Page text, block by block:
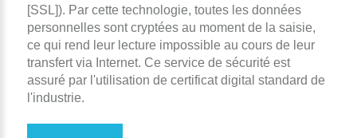
[SSL]). Par cette technologie, toutes les données
personnelles sont cryptées au moment de la saisie,
ce qui rend leur lecture impossible au cours de leur
transfert via Internet. Ce service de sécurité est
assuré par l'utilisation de certificat digital standard de
l'industrie.